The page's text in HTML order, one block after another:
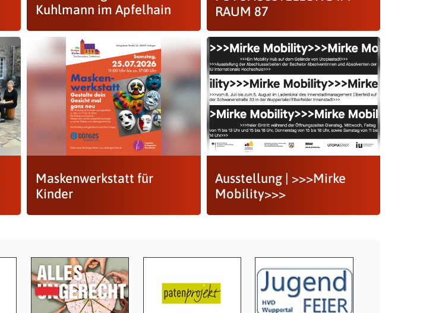
Kuhlmann im Apfelhain
RAUM 87
Maskenwerkstatt für
Kinder
Ausstellung | >>>Mirke
Mobility>>>